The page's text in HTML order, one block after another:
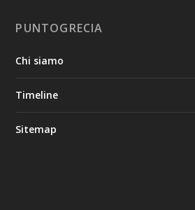
PUNTOGRECIA
Chi siamo
Timeline
Sitemap